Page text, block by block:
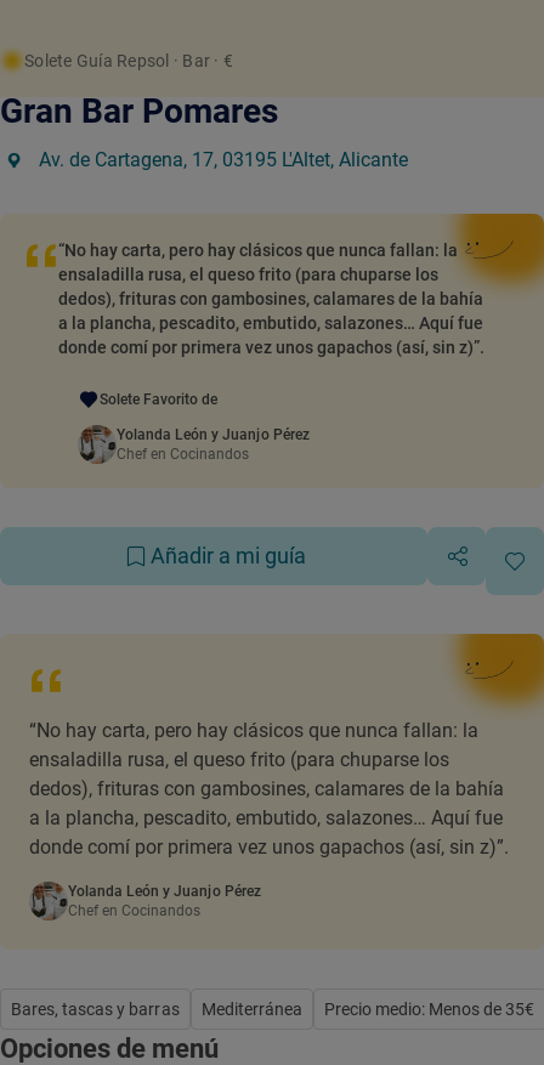
Solete Guía Repsol · Bar · €
Gran Bar Pomares
Av. de Cartagena, 17, 03195 L'Altet, Alicante
“No hay carta, pero hay clásicos que nunca fallan: la
ensaladilla rusa, el queso frito (para chuparse los
dedos), frituras con gambosines, calamares de la bahía
a la plancha, pescadito, embutido, salazones… Aquí fue
donde comí por primera vez unos gapachos (así, sin z)”.
Solete Favorito de
Yolanda León y Juanjo Pérez
Chef en Cocinandos
Añadir a mi guía
“No hay carta, pero hay clásicos que nunca fallan: la
ensaladilla rusa, el queso frito (para chuparse los
dedos), frituras con gambosines, calamares de la bahía
a la plancha, pescadito, embutido, salazones… Aquí fue
donde comí por primera vez unos gapachos (así, sin z)”.
Yolanda León y Juanjo Pérez
Chef en Cocinandos
Bares, tascas y barras Mediterránea Precio medio: Menos de 35€
Opciones de menú